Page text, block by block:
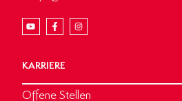
KARRIERE
Offene Stellen